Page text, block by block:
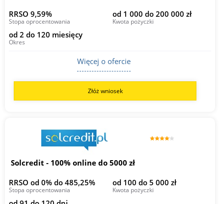
RRSO 9,59%
Stopa oprocentowania
od 1 000 do 200 000 zł
Kwota pożyczki
od 2 do 120 miesięcy
Okres
Więcej o ofercie
Złóż wniosek
Solcredit - 100% online do 5000 zł
RRSO od 0% do 485,25%
Stopa oprocentowania
od 100 do 5 000 zł
Kwota pożyczki